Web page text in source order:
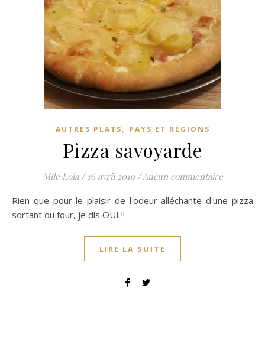
AUTRES PLATS, PAYS ET RÉGIONS
Pizza savoyarde
Mlle Lola / 16 avril 2019 /Aucun commentaire
Rien que pour le plaisir de l'odeur alléchante d'une pizza
sortant du four, je dis OUI !!
LIRE LA SUITE